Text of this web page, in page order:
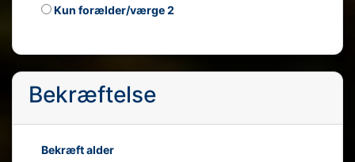
Kun forælder/værge 2
Bekræftelse
Bekræft alder